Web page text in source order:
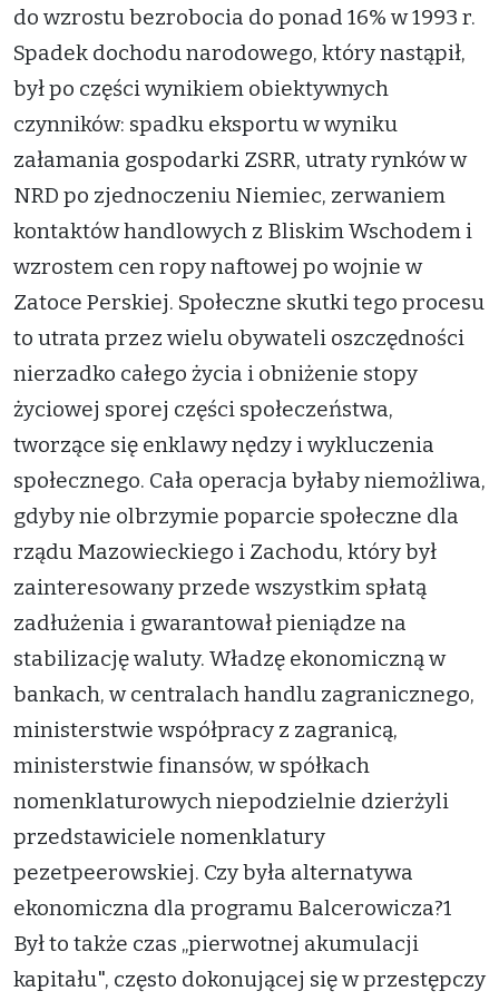
do wzrostu bezrobocia do ponad 16% w 1993 r.
Spadek dochodu narodowego, który nastąpił,
był po części wynikiem obiektywnych
czynników: spadku eksportu w wyniku
załamania gospodarki ZSRR, utraty rynków w
NRD po zjednoczeniu Niemiec, zerwaniem
kontaktów handlowych z Bliskim Wschodem i
wzrostem cen ropy naftowej po wojnie w
Zatoce Perskiej. Społeczne skutki tego procesu
to utrata przez wielu obywateli oszczędności
nierzadko całego życia i obniżenie stopy
życiowej sporej części społeczeństwa,
tworzące się enklawy nędzy i wykluczenia
społecznego. Cała operacja byłaby niemożliwa,
gdyby nie olbrzymie poparcie społeczne dla
rządu Mazowieckiego i Zachodu, który był
zainteresowany przede wszystkim spłatą
zadłużenia i gwarantował pieniądze na
stabilizację waluty. Władzę ekonomiczną w
bankach, w centralach handlu zagranicznego,
ministerstwie współpracy z zagranicą,
ministerstwie finansów, w spółkach
nomenklaturowych niepodzielnie dzierżyli
przedstawiciele nomenklatury
pezetpeerowskiej. Czy była alternatywa
ekonomiczna dla programu Balcerowicza?1
Był to także czas „pierwotnej akumulacji
kapitału", często dokonującej się w przestępczy